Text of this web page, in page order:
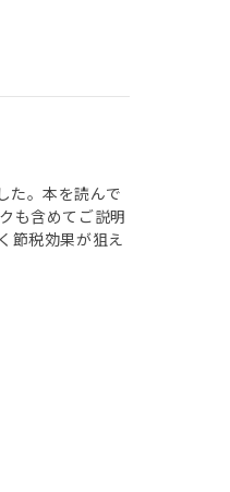
た。本を読んで
も含めてご説明
節税効果が狙え